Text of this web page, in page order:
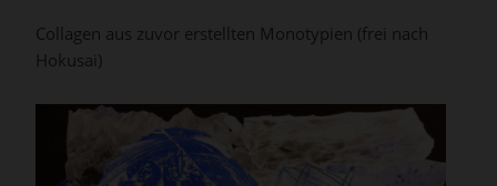
Collagen aus zuvor erstellten Monotypien (frei nach
Hokusai)